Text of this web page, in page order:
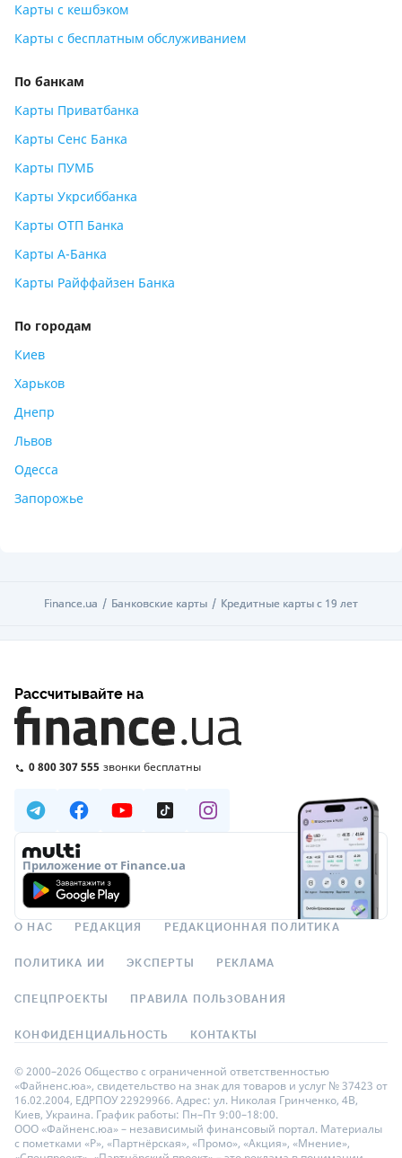
Карты с кешбэком
Карты с бесплатным обслуживанием
По банкам
Карты Приватбанка
Карты Сенс Банка
Карты ПУМБ
Карты Укрсиббанка
Карты ОТП Банка
Карты А-Банка
Карты Райффайзен Банка
По городам
Киев
Харьков
Днепр
Львов
Одесса
Запорожье
Finance.ua Банковские карты Кредитные карты с 19 лет
Finance.ua Банковские карты Кредитные карты с 19 лет
Рассчитывайте на
0 800 307 555 звонки бесплатны
Приложение от Finance.ua
О НАС РЕДАКЦИЯ РЕДАКЦИОННАЯ ПОЛИТИКА
ПОЛИТИКА ИИ ЭКСПЕРТЫ РЕКЛАМА
СПЕЦПРОЕКТЫ ПРАВИЛА ПОЛЬЗОВАНИЯ
КОНФИДЕНЦИАЛЬНОСТЬ КОНТАКТЫ
© 2000–2026 Общество с ограниченной ответственностью
«Файненс.юа», свидетельство на знак для товаров и услуг № 37423 от
16.02.2004, ЕДРПОУ 22929966. Адрес: ул. Николая Гринченко, 4В,
Киев, Украина. График работы: Пн–Пт 9:00–18:00.
ООО «Файненс.юа» – независимый финансовый портал. Материалы
с пометками «Р», «Партнёрская», «Промо», «Акция», «Мнение»,